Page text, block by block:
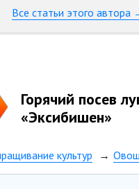
Все статьи этого автора
Горячий посев
«Эксибишен»
культур